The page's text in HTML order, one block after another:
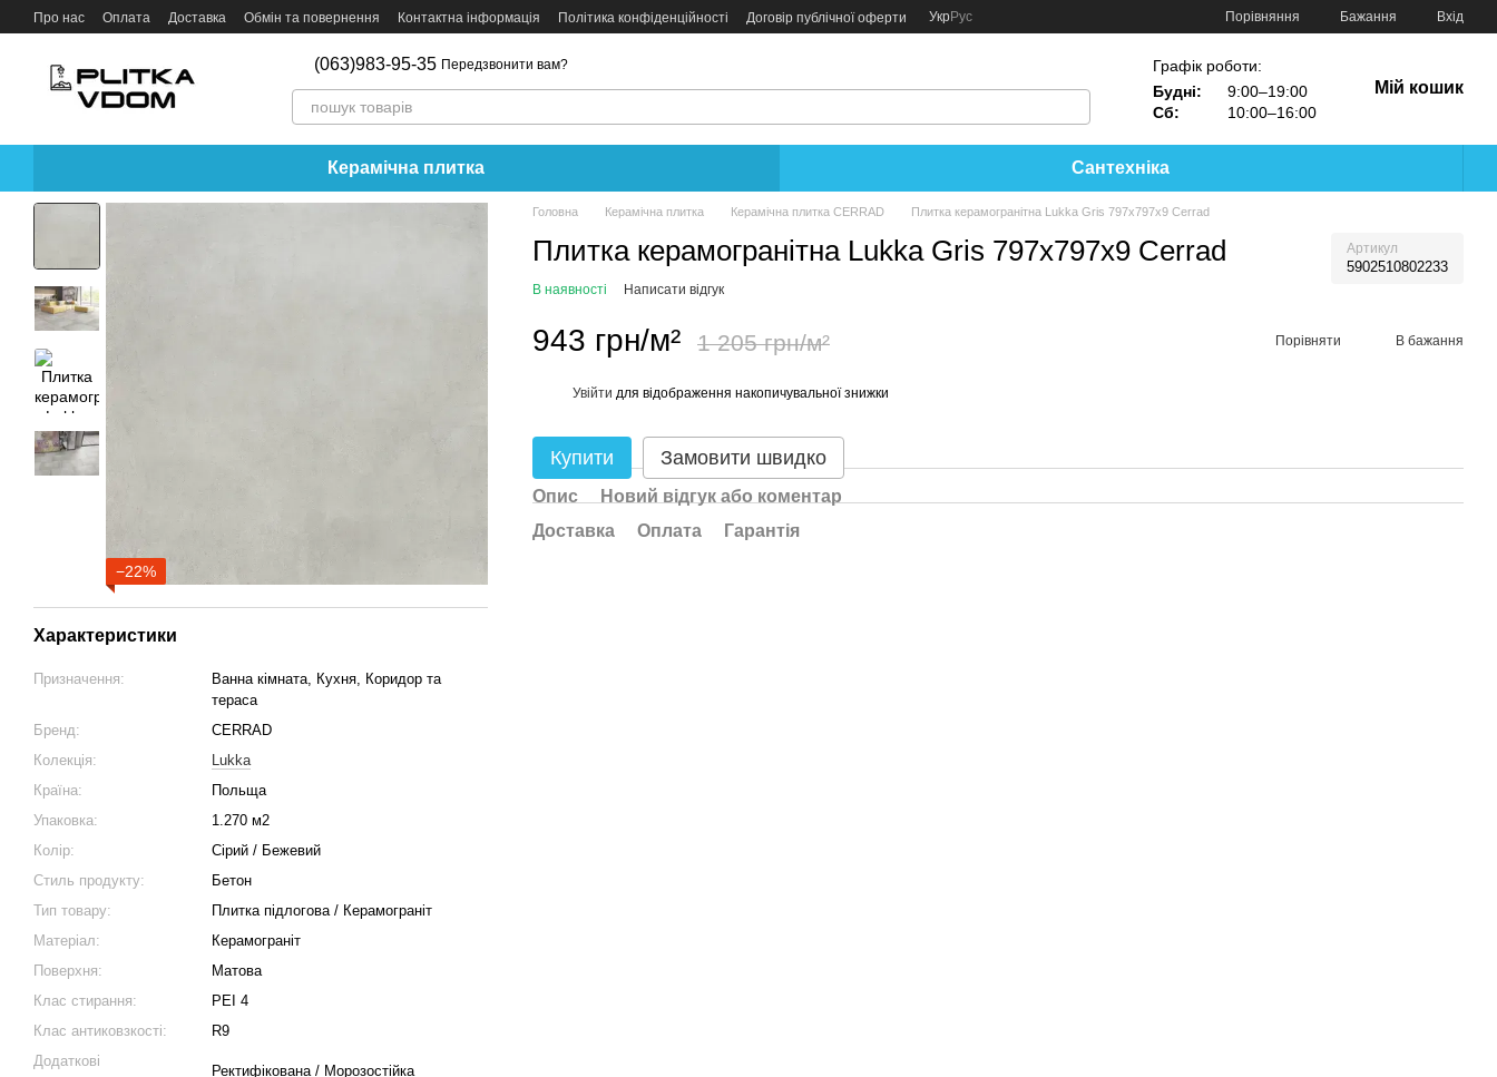
Перейти до основного контенту
Про нас Оплата Доставка Обмін та повернення Контактна інформація Політика конфіденційності Договір публічної оферти УкрРус Порівняння Бажання Вхід
(063)983-95-35 Передзвонити вам?
Графік роботи:
Будні:
9:00–19:00
Сб:
10:00–16:00
Мій кошик
Керамічна плитка Сантехніка
−22%
Характеристики
Призначення:
Ванна кімната, Кухня, Коридор та
тераса
Бренд:
CERRAD
Колекція:
Lukka
Країна:
Польща
Упаковка:
1.270 м2
Колір:
Сірий / Бежевий
Стиль продукту:
Бетон
Тип товару:
Плитка підлогова / Керамограніт
Матеріал:
Керамограніт
Поверхня:
Матова
Клас стирання:
PEI 4
Клас антиковзкості:
R9
Додаткові
Ректифікована / Морозостійка
Головна Керамічна плитка Керамічна плитка CERRAD Плитка керамогранітна Lukka Gris 797x797x9 Cerrad
Плитка керамогранітна Lukka Gris 797x797x9 Cerrad Артикул
5902510802233
В наявності Написати відгук
943 грн/м² 1 205 грн/м² Порівняти В бажання
Увійти для відображення накопичувальної знижки
Купити Замовити швидко
Опис
Новий відгук або коментар
Доставка
Оплата Гарантія